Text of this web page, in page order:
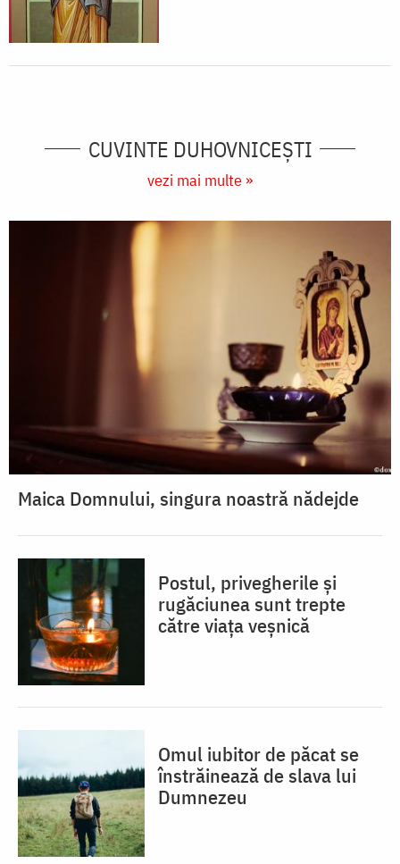
CUVINTE DUHOVNICEȘTI
vezi mai multe »
Maica Domnului, singura noastră nădejde
Postul, privegherile și
rugăciunea sunt trepte
către viața veșnică
Omul iubitor de păcat se
înstrăinează de slava lui
Dumnezeu